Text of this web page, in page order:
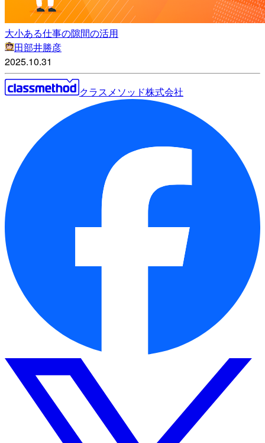
大小ある仕事の隙間の活用
田部井勝彦
2025.10.31
クラスメソッド株式会社